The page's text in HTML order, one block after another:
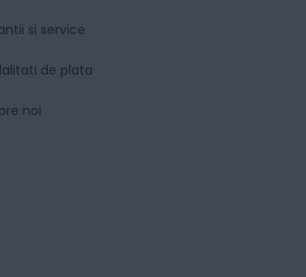
si service
de plata
noi